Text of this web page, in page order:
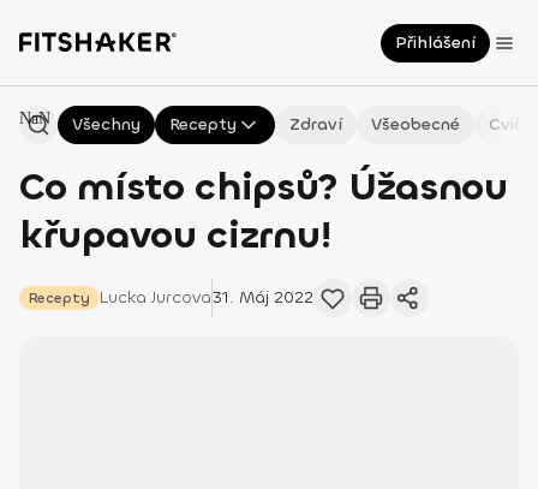
Přihlášení
Všechny Recepty Zdraví Všeobecné
Co místo chipsů? Úžasnou
křupavou cizrnu!
Recepty Lucka Jurcova31. Máj 2022
NaN